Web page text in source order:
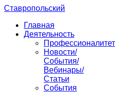
Ставропольский
Главная
Деятельность
Профессионалитет
Новости/
События/
Вебинары/
Статьи
События